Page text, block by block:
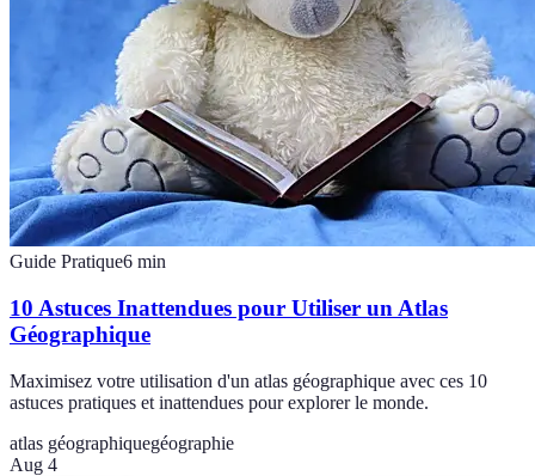
Guide Pratique6 min
10 Astuces Inattendues pour Utiliser un Atlas
Géographique
Maximisez votre utilisation d'un atlas géographique avec ces 10
astuces pratiques et inattendues pour explorer le monde.
atlas géographiquegéographie
Aug 4